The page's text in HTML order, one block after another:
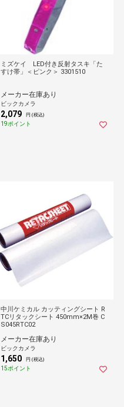
ミズケイ LED付き反射タスキ「た
すけ帯」＜ピンク＞ 3301510
メーカー在庫あり
ビックカメラ
2,079 円 (税込)
19ポイント
中川ケミカル カッティングシート R
TCリタックシート 450mm×2M巻 C
S045RTC02
メーカー在庫あり
ビックカメラ
1,650 円 (税込)
15ポイント